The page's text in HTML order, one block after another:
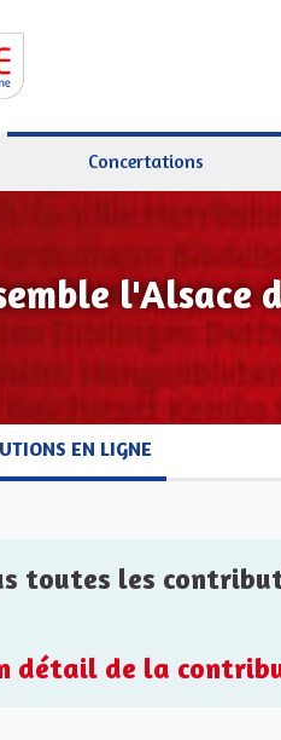
Concertations
l'Alsace
EN LIGNE
toutes les
détail de la